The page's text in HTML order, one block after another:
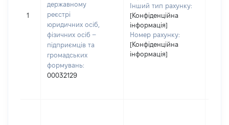
1
державному
реєстрі
юридичних осіб,
фізичних осіб –
підприємців та
громадських
формувань:
00032129
Інший тип рахунку:
[Конфіденційна
інформація]
Номер рахунку:
[Конфіденційна
інформація]